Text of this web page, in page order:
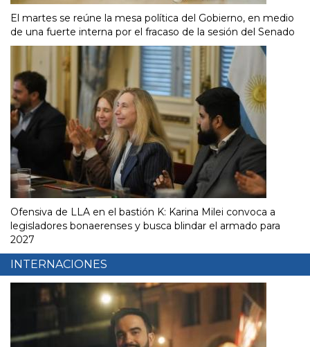
El martes se reúne la mesa política del Gobierno, en medio
de una fuerte interna por el fracaso de la sesión del Senado
Ofensiva de LLA en el bastión K: Karina Milei convoca a
legisladores bonaerenses y busca blindar el armado para
2027
INTERNACIONES